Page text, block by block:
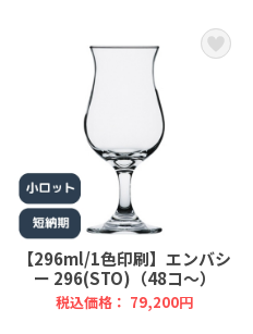
【296ml/1色印刷】エンバシ
ー 296(STO)（48コ～）
税込価格： 79,200円